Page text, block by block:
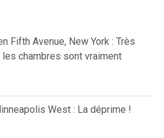
Fifth Avenue, New York : Très
les chambres sont vraiment
West : La déprime !